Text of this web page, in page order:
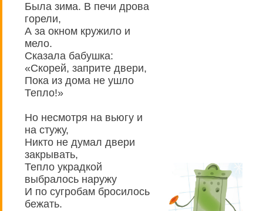
Была зима. В печи дрова
горели,
А за окном кружило и
мело.
Сказала бабушка:
«Скорей, заприте двери,
Пока из дома не ушло
Тепло!»
Но несмотря на вьюгу и
на стужу,
Никто не думал двери
закрывать,
Тепло украдкой
выбралось наружу
И по сугробам бросилось
бежать.